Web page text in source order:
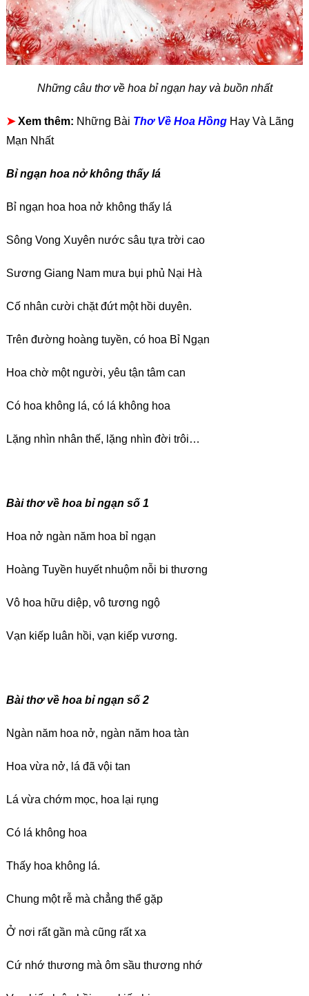
Những câu thơ về hoa bỉ ngạn hay và buồn nhất
➤Xem thêm: Những Bài Thơ Về Hoa HồngHay Và Lãng
Mạn Nhất
Bỉ ngạn hoa nở không thấy lá
Bỉ ngạn hoa hoa nở không thấy lá
Sông Vong Xuyên nước sâu tựa trời cao
Sương Giang Nam mưa bụi phủ Nại Hà
Cố nhân cười chặt đứt một hồi duyên.
Trên đường hoàng tuyền, có hoa Bỉ Ngạn
Hoa chờ một người, yêu tận tâm can
Có hoa không lá, có lá không hoa
Lặng nhìn nhân thế, lặng nhìn đời trôi…
Bài thơ về hoa bỉ ngạn số 1
Hoa nở ngàn năm hoa bỉ ngạn
Hoàng Tuyền huyết nhuộm nỗi bi thương
Vô hoa hữu diệp, vô tương ngộ
Vạn kiếp luân hồi, vạn kiếp vương.
Bài thơ về hoa bỉ ngạn số 2
Ngàn năm hoa nở, ngàn năm hoa tàn
Hoa vừa nở, lá đã vội tan
Lá vừa chớm mọc, hoa lại rụng
Có lá không hoa
Thấy hoa không lá.
Chung một rễ mà chẳng thể gặp
Ở nơi rất gần mà cũng rất xa
Cứ nhớ thương mà ôm sầu thương nhớ